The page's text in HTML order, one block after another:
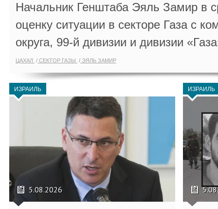
Начальник Генштаба Эяль Замир в
оценку ситуации в секторе Газа с
округа, 99-й дивизии и дивизии
ЦАХАЛ СЕКТОР ГАЗЫ ЭЯЛЬ ЗАМИР
ИЗРАИЛЬ
5.08.2026
ИЗРАИЛЬ